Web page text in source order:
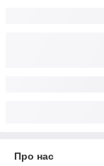
Про нас